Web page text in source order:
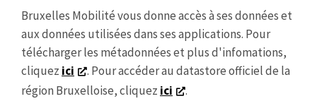
Bruxelles Mobilité vous donne accès à ses données et
aux données utilisées dans ses applications. Pour
télécharger les métadonnées et plus d'infomations,
cliquez ici
. Pour accéder au datastore officiel de la
région Bruxelloise, cliquez ici .